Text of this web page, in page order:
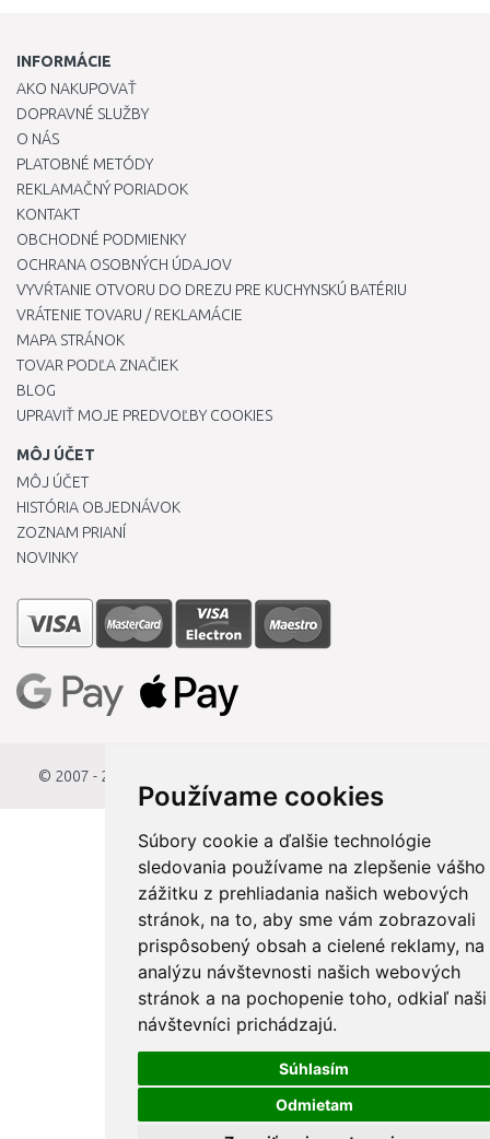
Používame cookies
Súbory cookie a ďalšie technológie
sledovania používame na zlepšenie vášho
zážitku z prehliadania našich webových
stránok, na to, aby sme vám zobrazovali
prispôsobený obsah a cielené reklamy, na
analýzu návštevnosti našich webových
stránok a na pochopenie toho, odkiaľ naši
návštevníci prichádzajú.
Súhlasím
Odmietam
INFORMÁCIE
AKO NAKUPOVAŤ
DOPRAVNÉ SLUŽBY
O NÁS
PLATOBNÉ METÓDY
REKLAMAČNÝ PORIADOK
KONTAKT
OBCHODNÉ PODMIENKY
OCHRANA OSOBNÝCH ÚDAJOV
VYVŔTANIE OTVORU DO DREZU PRE KUCHYNSKÚ BATÉRIU
VRÁTENIE TOVARU / REKLAMÁCIE
MAPA STRÁNOK
TOVAR PODĽA ZNAČIEK
BLOG
UPRAVIŤ MOJE PREDVOĽBY COOKIES
MÔJ ÚČET
MÔJ ÚČET
HISTÓRIA OBJEDNÁVOK
ZOZNAM PRIANÍ
NOVINKY
© 2007 - 2026